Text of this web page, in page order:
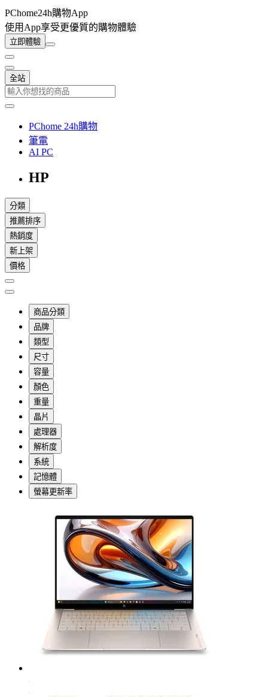
PChome24h購物App
使用App享受更優質的購物體驗
立即體驗
全站
PChome 24h購物
筆電
AI PC
HP
分類
推薦排序
熱銷度
新上架
價格
商品分類
品牌
類型
尺寸
容量
顏色
重量
晶片
處理器
解析度
系統
記憶體
螢幕更新率